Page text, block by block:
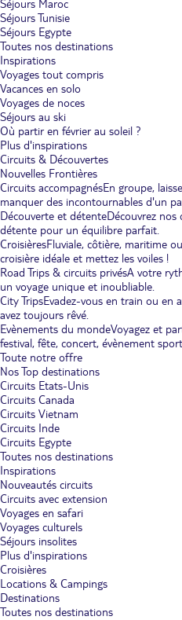
Séjours Maroc
Séjours Tunisie
Séjours Egypte
Toutes nos destinations
Inspirations
Voyages tout compris
Vacances en solo
Voyages de noces
Séjours au ski
Où partir en février au soleil ?
Plus d'inspirations
Circuits & Découvertes
Nouvelles Frontières
Circuits accompagnésEn groupe,
manquer des incontournables d'un
Découverte et détenteDécouvrez
détente pour un équilibre parfait.
CroisièresFluviale, côtière, maritime
croisière idéale et mettez les voiles !
Road Trips & circuits privésA votre
un voyage unique et inoubliable.
City TripsEvadez-vous en train ou en
avez toujours rêvé.
Evènements du mondeVoyagez et
festival, fête, concert, évènement
Toute notre offre
Nos Top destinations
Circuits Etats-Unis
Circuits Canada
Circuits Vietnam
Circuits Inde
Circuits Egypte
Toutes nos destinations
Inspirations
Nouveautés circuits
Circuits avec extension
Voyages en safari
Voyages culturels
Séjours insolites
Plus d'inspirations
Croisières
Locations & Campings
Destinations
Toutes nos destinations